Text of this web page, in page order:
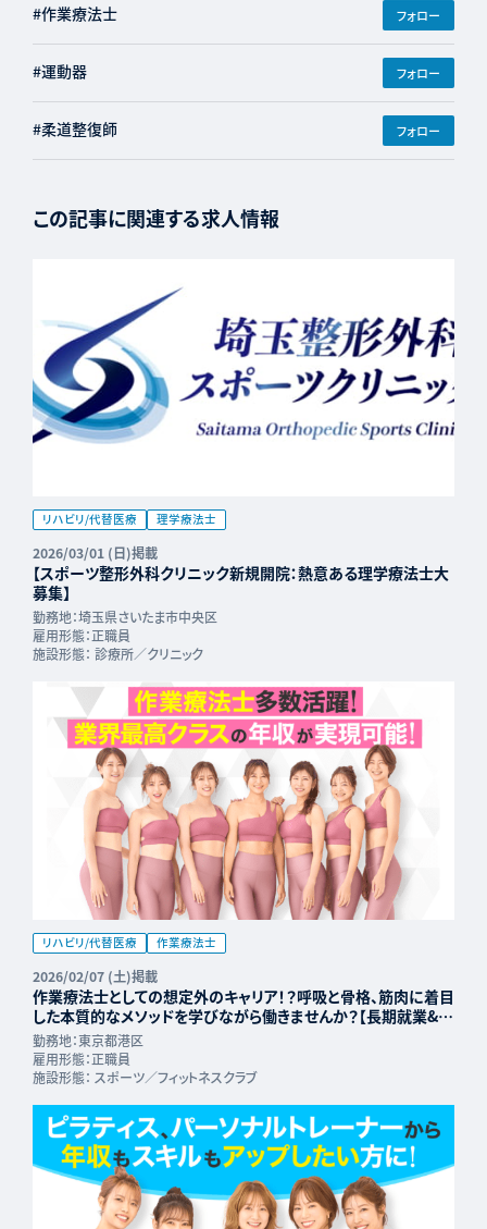
#作業療法士 フォロー
#運動器 フォロー
#柔道整復師 フォロー
この記事に関連する求人情報
リハビリ/代替医療 理学療法士
2026/03/01 (日)掲載
【スポーツ整形外科クリニック新規開院：熱意ある理学療法士大
募集】
勤務地：埼玉県さいたま市中央区
雇用形態：正職員
施設形態： 診療所／クリニック
リハビリ/代替医療 作業療法士
2026/02/07 (土)掲載
作業療法士としての想定外のキャリア！？呼吸と骨格、筋肉に着目
した本質的なメソッドを学びながら働きませんか？【長期就業&年
収UP可能】
勤務地：東京都港区
雇用形態：正職員
施設形態： スポーツ／フィットネスクラブ